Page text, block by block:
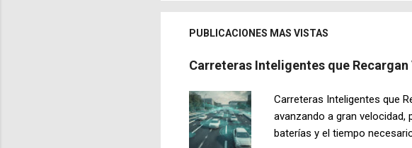
PUBLICACIONES MAS VISTAS
Carreteras Inteligentes que
Carreteras Inteligentes que
avanzando a gran
baterías y el tiempo